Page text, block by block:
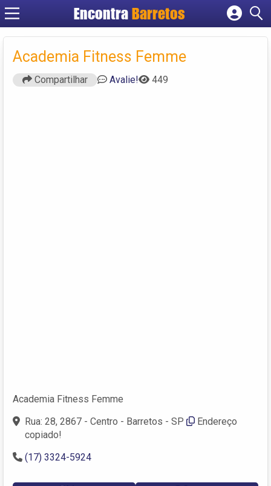
Encontra Barretos
Cadastrar empresa
Criar conta
Academia Fitness Femme
Compartilhar Avalie! 449
Academia Fitness Femme
Rua: 28, 2867 - Centro - Barretos - SP
Endereço
copiado!
(17) 3324-5924